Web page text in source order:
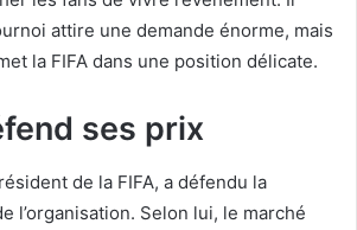
attire une demande énorme, mais
la FIFA dans une position délicate.
ses prix
de la FIFA, a défendu la
l’organisation. Selon lui, le marché